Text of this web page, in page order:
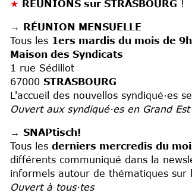
★ RÉUNIONS sur STRASBOURG !
→ RÉUNION MENSUELLE
Tous les 1ers mardis du mois de
Maison des Syndicats
1 rue Sédillot
67000 STRASBOURG
L'accueil des nouvellos syndiqué·es
Ouvert aux syndiqué·es en Grand Est
→ SNAPtisch!
Tous les derniers mercredis du
différents communiqué dans la
informels autour de thématiques sur
Ouvert à tous·tes